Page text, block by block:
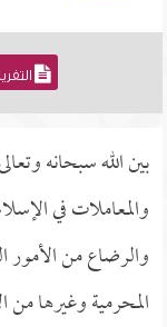
بين الله سبحانه
والمعاملات في
والرضاع من الأمور
المحرمية وغيرها من